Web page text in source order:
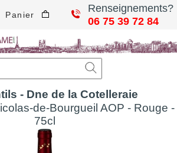
Panier
Renseignements?
06 75 39 72 84
- Dne de la Cotelleraie
de-Bourgueil AOP - Rouge -
75cl